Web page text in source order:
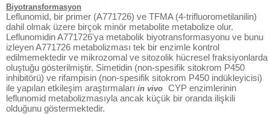
Biyotransformasyon
Leflunomid, bir primer (A771726) ve TFMA (4-trifluorometilanilin)
dahil olmak üzere birçok minör metabolite metabolize olur.
Leflunomidin A771726'ya metabolik biyotransformasyonu ve bunu
izleyen A771726 metabolizması tek bir enzimle kontrol
edilmemektedir ve mikrozomal ve sitozolik hücresel fraksiyonlarda
oluştuğu gösterilmiştir. Simetidin (non-spesifik sitokrom P450
inhibitörü) ve rifampisin (non-spesifik sitokrom P450 indükleyicisi)
ile yapılan etkileşim araştırmaları in vivo CYP enzimlerinin
leflunomid metabolizmasıyla ancak küçük bir oranda ilişkili
olduğunu göstermektedir.